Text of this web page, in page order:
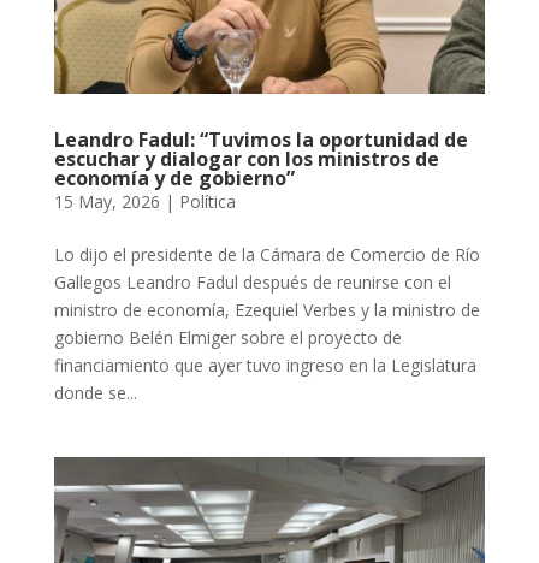
Leandro Fadul: “Tuvimos la oportunidad de
escuchar y dialogar con los ministros de
economía y de gobierno”
15 May, 2026 | Política
Lo dijo el presidente de la Cámara de Comercio de Río
Gallegos Leandro Fadul después de reunirse con el
ministro de economía, Ezequiel Verbes y la ministro de
gobierno Belén Elmiger sobre el proyecto de
financiamiento que ayer tuvo ingreso en la Legislatura
donde se...